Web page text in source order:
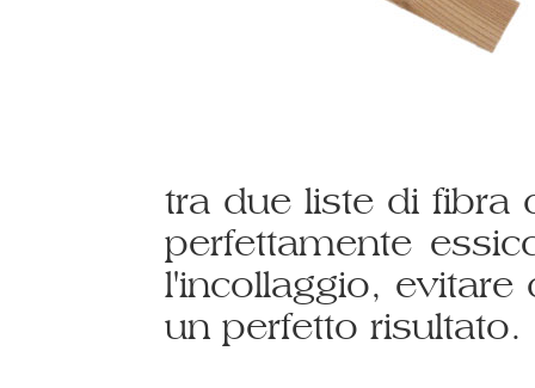
tra due liste di fibra
perfettamente
l'incollaggio, evitare
un perfetto risultato.